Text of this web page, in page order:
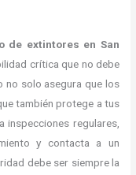
de extintores en San
crítica que no debe
no solo asegura que los
también protege a tus
inspecciones regulares,
y contacta a un
debe ser siempre la